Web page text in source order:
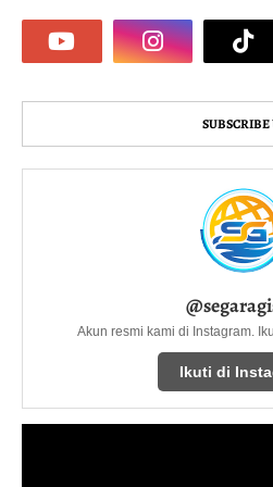
SUBSCRIBE
Akun resmi kami di Instagram.
Ikuti di